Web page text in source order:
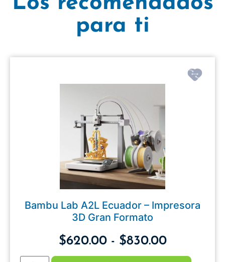
para ti
Bambu Lab A2L Ecuador – Impresora
3D Gran Formato
$620.00 - $830.00